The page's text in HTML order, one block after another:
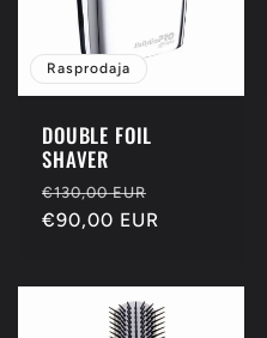
Rasprodaja
DOUBLE FOIL
SHAVER
Redovna
cijena
€130,00 EUR
€90,00 EUR